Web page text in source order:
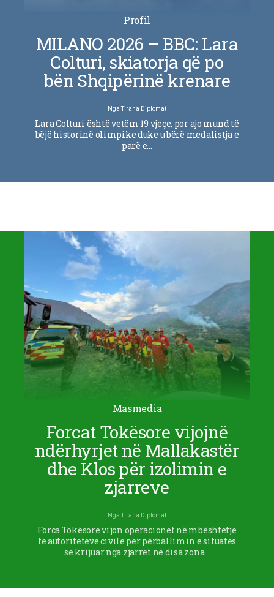
Profil
MILANO 2026 – BBC: Lara
Colturi, skiatorja që po
bën Shqipërinë krenare
NgaTirana Diplomat
Lara Colturi është vetëm 19 vjeçe, por ajo mund të
bëjë historinë olimpike duke u bërë medalistja e
parë e…
Masmedia
Forcat Tokësore vijojnë
ndërhyrjet në Mallakastër
dhe Klos për izolimin e
zjarreve
NgaTirana Diplomat
Forca Tokësore vijon operacionet në mbështetje
të autoriteteve civile për përballimin e situatës
së krijuar nga zjarret në disa zona…